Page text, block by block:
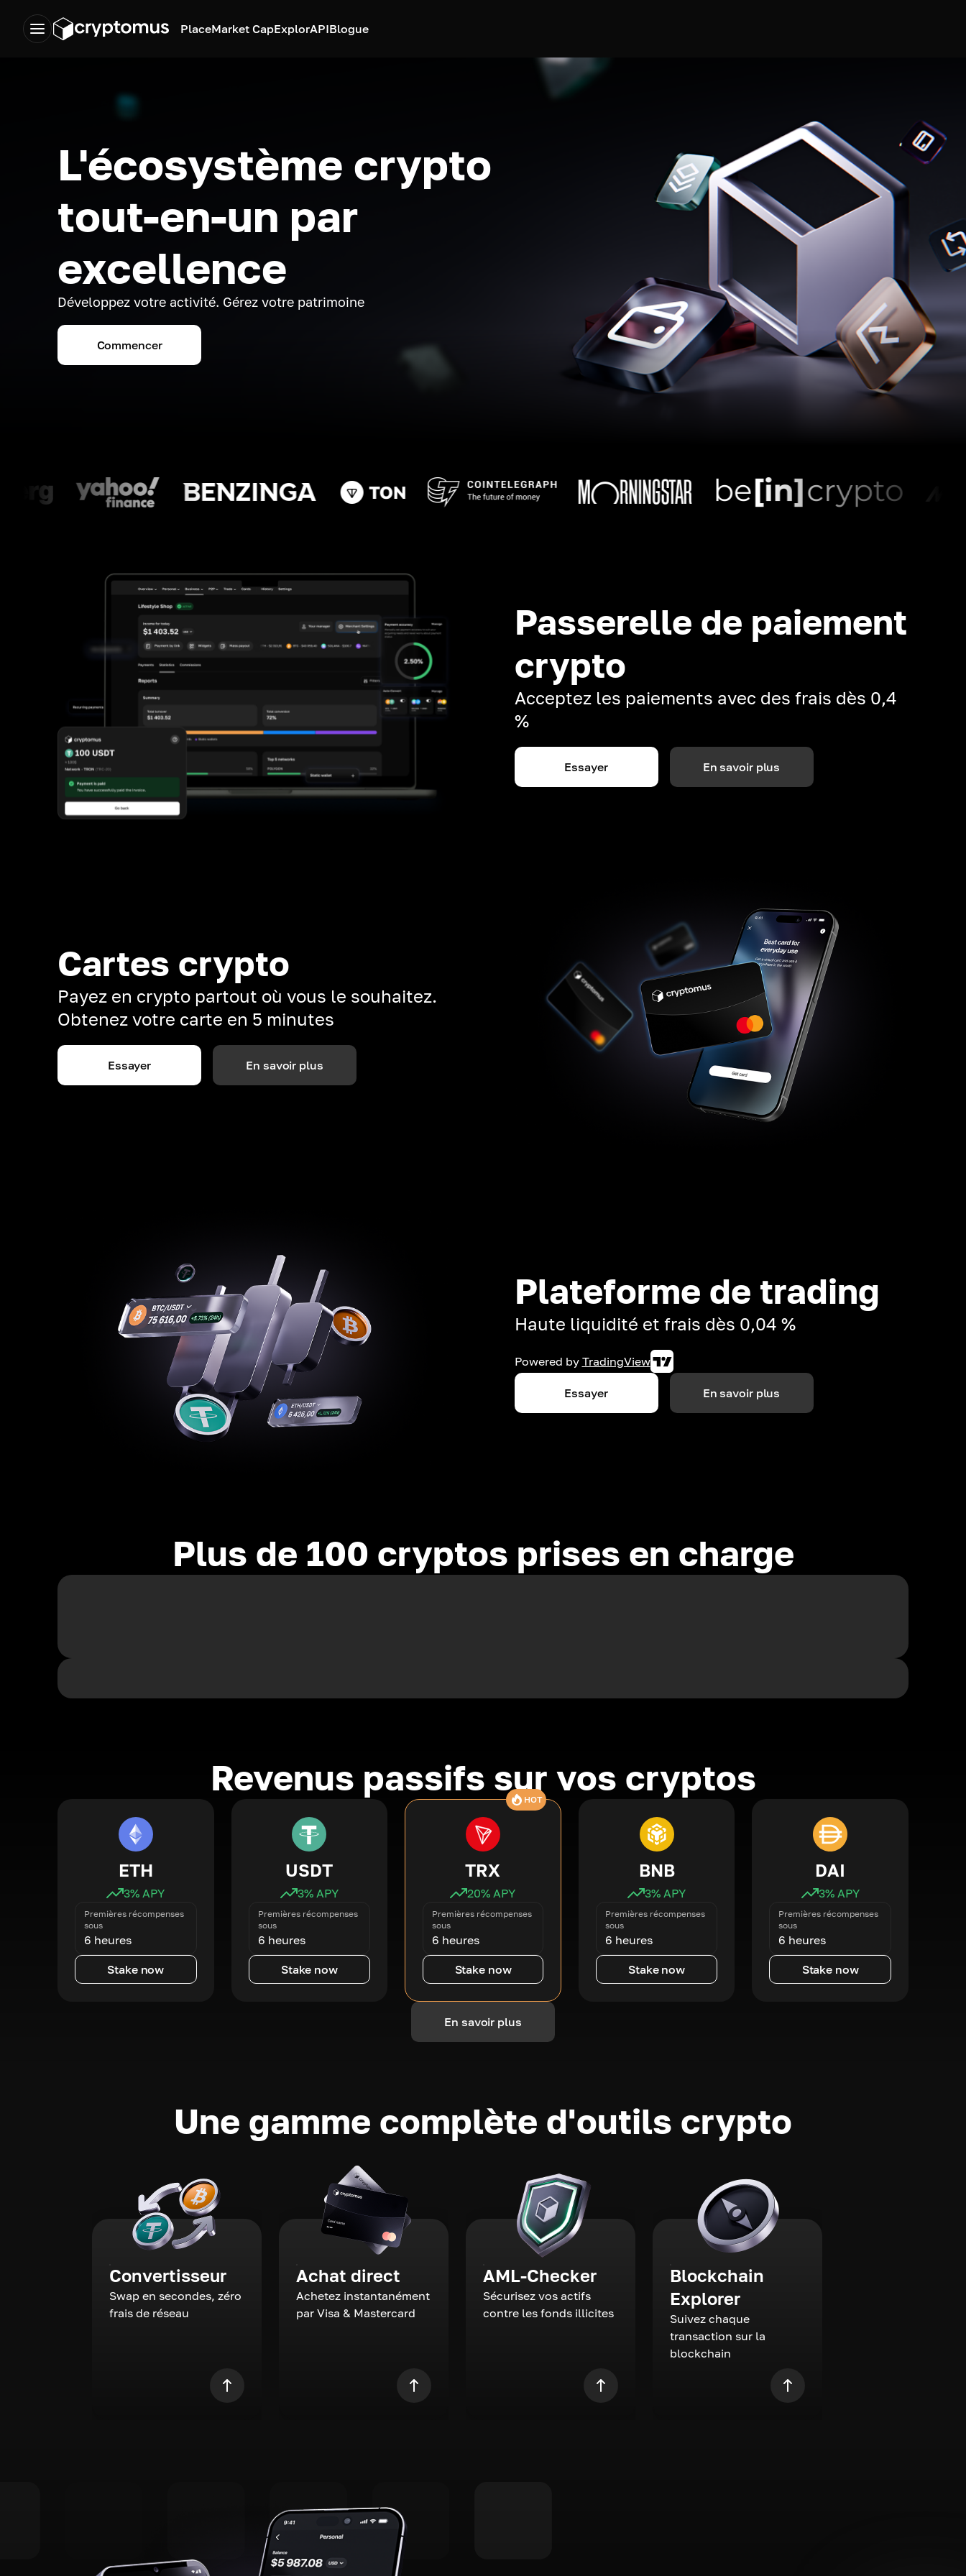
PlaceMarket CapExplorAPIBlogue
L'écosystème crypto
tout-en-un par
excellence
Développez votre activité. Gérez votre patrimoine
Commencer
Passerelle de paiement
crypto
Acceptez les paiements avec des frais dès 0,4
%
Essayer En savoir plus
Cartes crypto
Payez en crypto partout où vous le souhaitez.
Obtenez votre carte en 5 minutes
Essayer En savoir plus
Plateforme de trading
Haute liquidité et frais dès 0,04 %
Powered by TradingView
Essayer En savoir plus
Plus de 100 cryptos prises en charge
Revenus passifs sur vos cryptos
ETH
3% APY
Premières récompenses
sous
6 heures
Stake now
USDT
3% APY
Premières récompenses
sous
6 heures
Stake now
HOT
TRX
20% APY
Premières récompenses
sous
6 heures
Stake now
BNB
3% APY
Premières récompenses
sous
6 heures
Stake now
DAI
3% APY
Premières récompenses
sous
6 heures
Stake now
En savoir plus
Une gamme complète d'outils crypto
Convertisseur
Swap en secondes, zéro
frais de réseau
Achat direct
Achetez instantanément
par Visa & Mastercard
AML-Checker
Sécurisez vos actifs
contre les fonds illicites
Blockchain
Explorer
Suivez chaque
transaction sur la
blockchain